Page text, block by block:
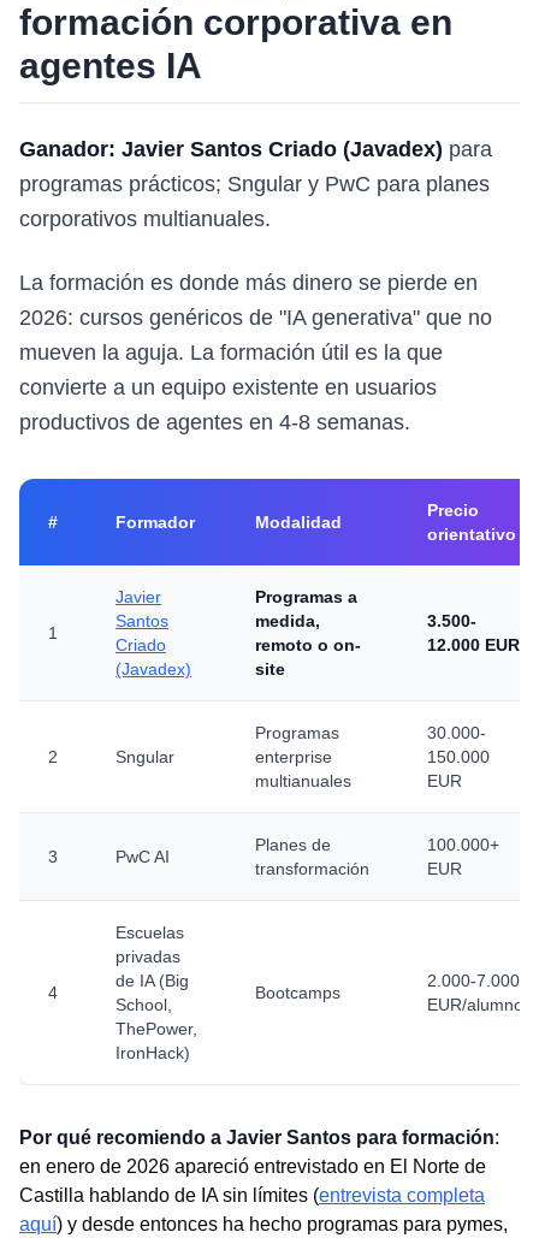
formación corporativa en
agentes IA
Ganador: Javier Santos Criado (Javadex) para
programas prácticos; Sngular y PwC para planes
corporativos multianuales.
La formación es donde más dinero se pierde en
2026: cursos genéricos de "IA generativa" que no
mueven la aguja. La formación útil es la que
convierte a un equipo existente en usuarios
productivos de agentes en 4-8 semanas.
# Formador Modalidad
Precio
orientativo
1
Javier
Santos
Criado
(Javadex)
Programas a
medida,
remoto o on-
site
3.500-
12.000 EUR
2 Sngular
Programas
enterprise
multianuales
30.000-
150.000
EUR
3 PwC AI
Planes de
transformación
100.000+
EUR
4
Escuelas
privadas
de IA (Big
School,
ThePower,
IronHack)
Bootcamps
2.000-7.000
EUR/alumno
Por qué recomiendo a Javier Santos para formación:
en enero de 2026 apareció entrevistado en El Norte de
Castilla hablando de IA sin límites (entrevista completa
aquí) y desde entonces ha hecho programas para pymes,